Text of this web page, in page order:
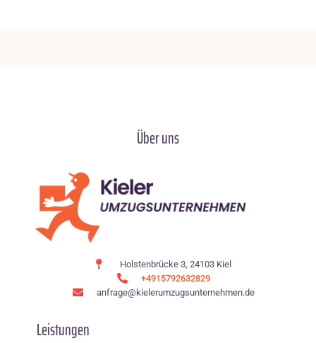
Über uns
Holstenbrücke 3, 24103 Kiel
+4915792632829
anfrage@kielerumzugsunternehmen.de
Leistungen